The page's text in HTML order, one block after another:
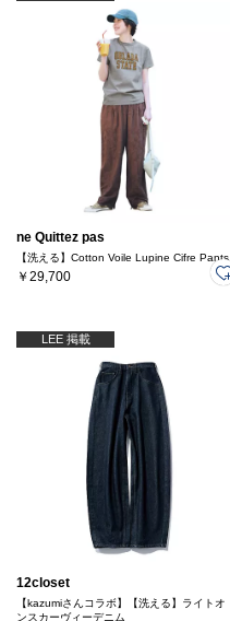
ne Quittez pas
【洗える】Cotton Voile Lupine Cifre Pants
￥29,700
LEE 掲載
12closet
【kazumiさんコラボ】【洗える】ライトオ
ンスカーヴィーデニム